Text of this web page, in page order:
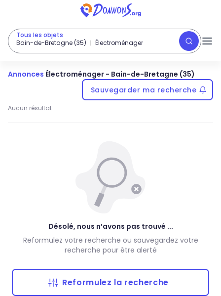
Tous les objets
Bain-de-Bretagne (35)
Électroménager
Annonces Électroménager - Bain-de-Bretagne (35)
Sauvegarder ma recherche
Aucun résultat
Désolé, nous n’avons pas trouvé ...
Reformulez votre recherche ou sauvegardez votre
recherche pour être alerté
Reformulez la recherche